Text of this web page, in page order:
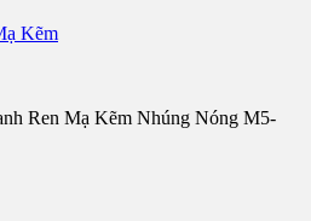
Kẽm
Ren Mạ Kẽm Nhúng Nóng M5-